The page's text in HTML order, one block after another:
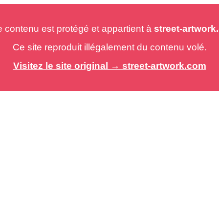
est protégé et appartient à street-
Ce site reproduit illégalement du contenu volé.
Visitez le site original → street-artwork.com